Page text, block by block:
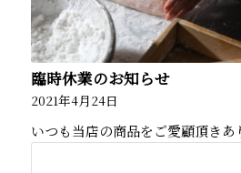
臨時休業のお知らせ
2021年4月24日
いつも当店の商品をご愛顧頂き